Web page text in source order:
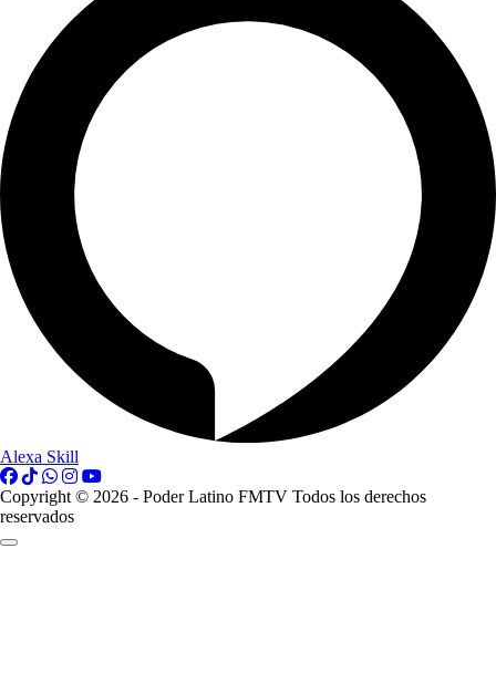
Alexa Skill
Copyright © 2026 - Poder Latino FMTV Todos los derechos
reservados